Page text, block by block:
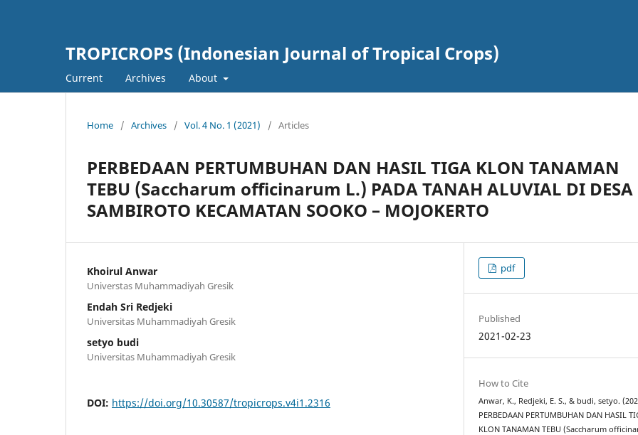
TROPICROPS (Indonesian Journal of Tropical Crops)
Current Archives About
Home / Archives / Vol. 4 No. 1 (2021) / Articles
PERBEDAAN PERTUMBUHAN DAN HASIL TIGA KLON TANAMAN
TEBU (Saccharum officinarum L.) PADA TANAH ALUVIAL DI DESA
SAMBIROTO KECAMATAN SOOKO – MOJOKERTO
Khoirul Anwar
Universtas Muhammadiyah Gresik
Endah Sri Redjeki
Universitas Muhammadiyah Gresik
setyo budi
Universitas Muhammadiyah Gresik
DOI: https://doi.org/10.30587/tropicrops.v4i1.2316
pdf
Published
2021-02-23
How to Cite
Anwar, K., Redjeki, E. S., & budi, setyo.
PERBEDAAN PERTUMBUHAN DAN HASIL
KLON TANAMAN TEBU (Saccharum